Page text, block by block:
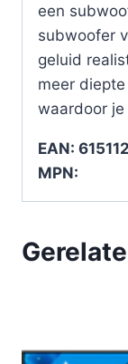
een
subwoofer
geluid
meer
waardoor
EAN:
MPN: